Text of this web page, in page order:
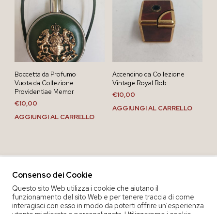
Boccetta da Profumo
Vuota da Collezione
Providentiae Memor
€10,00
AGGIUNGI AL CARRELLO
Accendino da Collezione
Vintage Royal Bob
€10,00
AGGIUNGI AL CARRELLO
Consenso dei Cookie
Questo sito Web utilizza i cookie che aiutano il
funzionamento del sito Web e per tenere traccia di come
interagisci con esso in modo da poterti offrire un'esperienza